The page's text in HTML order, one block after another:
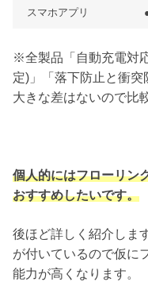
スマホアプリ
※全製品「自動充電対
定)」「落下防止と衝
大きな差はないので比
個人的にはフローリン
おすすめしたいです。
後ほど詳しく紹介しま
が付いているので仮に
能力が高くなります。